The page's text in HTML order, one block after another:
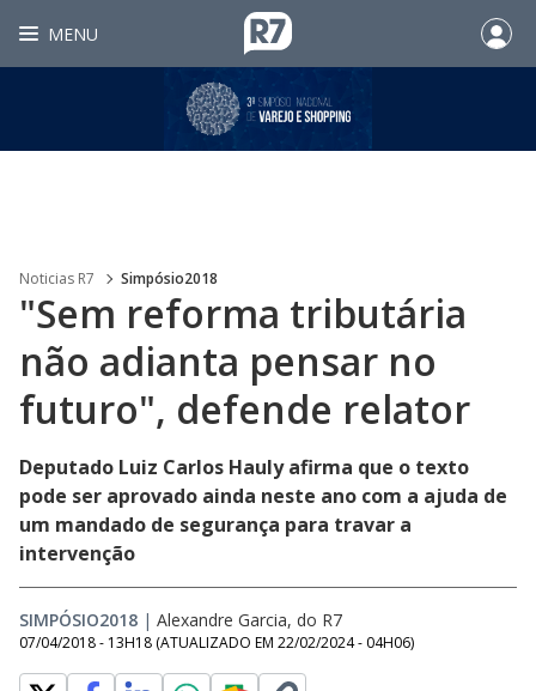
MENU
Noticias R7 Simpósio2018
"Sem reforma tributária
não adianta pensar no
futuro", defende relator
Deputado Luiz Carlos Hauly afirma que o texto
pode ser aprovado ainda neste ano com a ajuda de
um mandado de segurança para travar a
intervenção
SIMPÓSIO2018 | Alexandre Garcia, do R7
07/04/2018 - 13H18 (ATUALIZADO EM 22/02/2024 - 04H06)